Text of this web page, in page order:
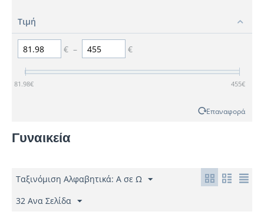
RAY BAN
VERSACE
Oscar & Frank
TOMMY HILFIGER
Τιμή
€ – €
81.98€ 455€
Επαναφορά
Γυναικεία
Ταξινόμιση Αλφαβητικά: A σε Ω
32 Ανα Σελίδα